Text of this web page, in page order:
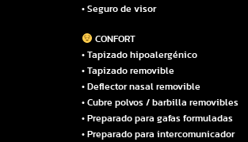
• Seguro de visor
CONFORT
• Tapizado hipoalergénico
• Tapizado removible
• Deflector nasal removible
• Cubre polvos / barbilla removibles
• Preparado para gafas formuladas
• Preparado para intercomunicador